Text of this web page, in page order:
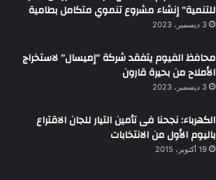
للتنمية” إنشاء مشروع تنموي متكامل بطامية
3 ديسمبر، 2023
محافظ الفيوم يتفقد شركة “إميسال” لاستخراج
الأملاح من بحيرة قارون
3 ديسمبر، 2023
الكهرباء: نجحنا فى تأمين التيار للجان الاقتراع
باليوم الأول من الانتخابات
19 أكتوبر، 2015